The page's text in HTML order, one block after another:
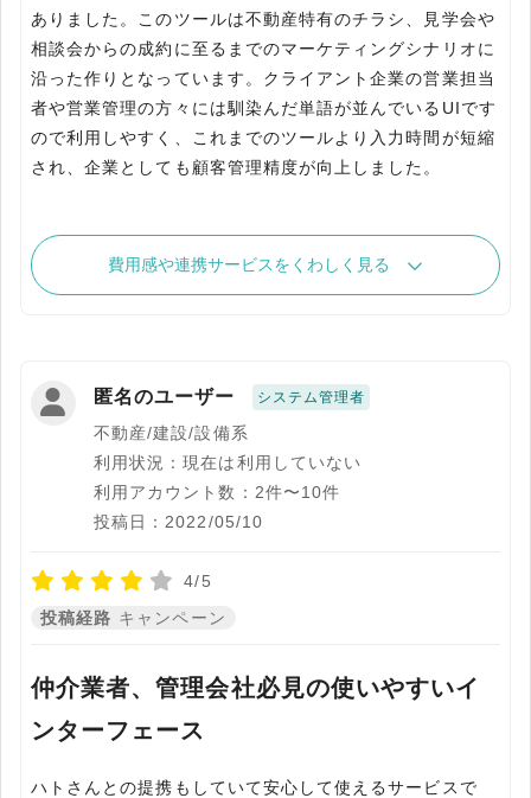
ありました。このツールは不動産特有のチラシ、見学会や
相談会からの成約に至るまでのマーケティングシナリオに
沿った作りとなっています。クライアント企業の営業担当
者や営業管理の方々には馴染んだ単語が並んでいるUIです
ので利用しやすく、これまでのツールより入力時間が短縮
され、企業としても顧客管理精度が向上しました。
費用感や連携サービスをくわしく見る
匿名のユーザー システム管理者
不動産/建設/設備系
利用状況：現在は利用していない
利用アカウント数：2件〜10件
投稿日：2022/05/10
4/5
投稿経路 キャンペーン
仲介業者、管理会社必見の使いやすいイ
ンターフェース
ハトさんとの提携もしていて安心して使えるサービスで